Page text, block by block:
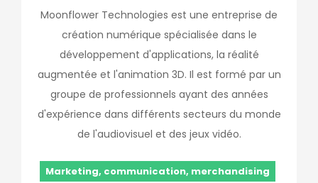
Moonflower Technologies est une entreprise de
création numérique spécialisée dans le
développement d'applications, la réalité
augmentée et l'animation 3D. Il est formé par un
groupe de professionnels ayant des années
d'expérience dans différents secteurs du monde
de l'audiovisuel et des jeux vidéo.
Marketing, communication, merchandising